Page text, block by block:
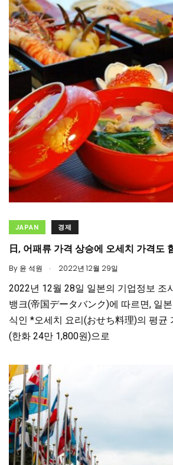
JAPAN 경제
日, 어패류 가격 상승에 오세치 가격도
By 윤 석원 . 2022년 12월 29일
2022년 12월 28일 일본의 기업정보 조
뱅크(帝国データバンク)에 따르면, 일
식인 *오세치 요리(おせち料理)의 평균
(한화 24만 1,800원)으로